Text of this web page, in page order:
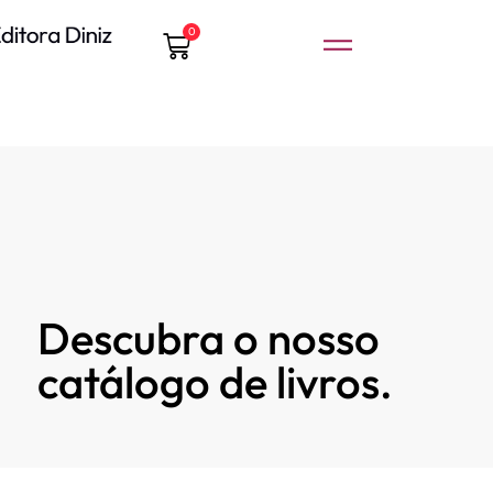
0
Descubra o nosso
catálogo de livros.